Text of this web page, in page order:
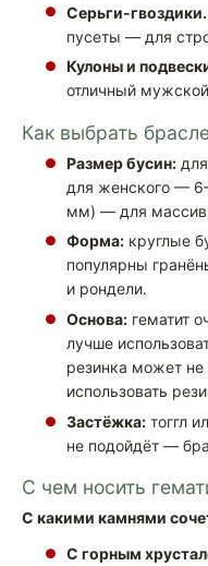
Серьги-гвоздики.
пусеты — для
Кулоны и
отличный
Как выбрать
Размер бусин:
для женского —
мм) — для
Форма: круглые
популярны
и рондели.
Основа: гематит
лучше
резинка может
использовать
Застёжка: тоггл
не подойдёт —
С чем носить
С какими камнями
С горным